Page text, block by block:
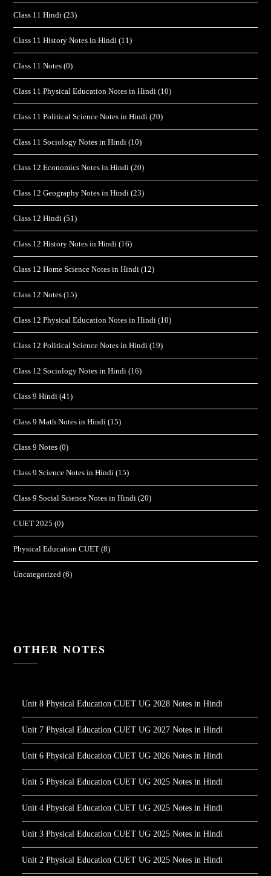
Class 11 Hindi (23)
Class 11 History Notes in Hindi (11)
Class 11 Notes (0)
Class 11 Physical Education Notes in Hindi (10)
Class 11 Political Science Notes in Hindi (20)
Class 11 Sociology Notes in Hindi (10)
Class 12 Economics Notes in Hindi (20)
Class 12 Geography Notes in Hindi (23)
Class 12 Hindi (51)
Class 12 History Notes in Hindi (16)
Class 12 Home Science Notes in Hindi (12)
Class 12 Notes (15)
Class 12 Physical Education Notes in Hindi (10)
Class 12 Political Science Notes in Hindi (19)
Class 12 Sociology Notes in Hindi (16)
Class 9 Hindi (41)
Class 9 Math Notes in Hindi (15)
Class 9 Notes (0)
Class 9 Science Notes in Hindi (15)
Class 9 Social Science Notes in Hindi (20)
CUET 2025 (0)
Physical Education CUET (8)
Uncategorized (6)
OTHER NOTES
Unit 8 Physical Education CUET UG 2028 Notes in Hindi
Unit 7 Physical Education CUET UG 2027 Notes in Hindi
Unit 6 Physical Education CUET UG 2026 Notes in Hindi
Unit 5 Physical Education CUET UG 2025 Notes in Hindi
Unit 4 Physical Education CUET UG 2025 Notes in Hindi
Unit 3 Physical Education CUET UG 2025 Notes in Hindi
Unit 2 Physical Education CUET UG 2025 Notes in Hindi